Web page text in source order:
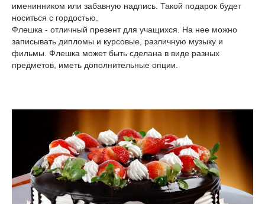
именинником или забавную надпись. Такой подарок будет
носиться с гордостью.
Флешка - отличный презент для учащихся. На нее можно
записывать дипломы и курсовые, различную музыку и
фильмы. Флешка может быть сделана в виде разных
предметов, иметь дополнительные опции.